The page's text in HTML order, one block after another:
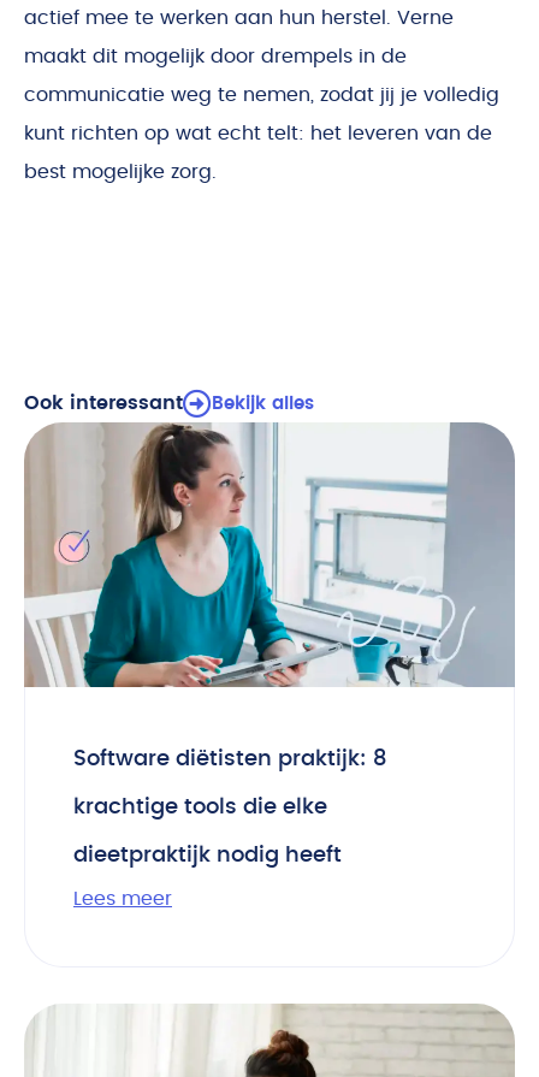
actief mee te werken aan hun herstel. Verne
maakt dit mogelijk door drempels in de
communicatie weg te nemen, zodat jij je volledig
kunt richten op wat echt telt: het leveren van de
best mogelijke zorg.
Ook interessant Bekijk alles
Software diëtisten praktijk: 8
krachtige tools die elke
dieetpraktijk nodig heeft
Lees meer